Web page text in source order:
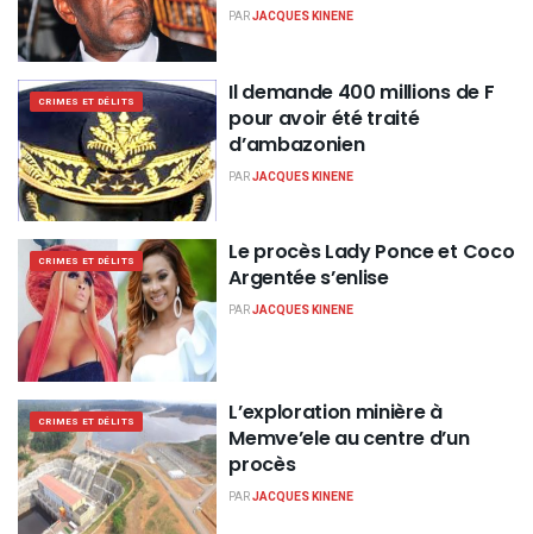
PARJACQUES KINENE
CRIMES ET DÉLITS
Il demande 400 millions de F
pour avoir été traité
d’ambazonien
PARJACQUES KINENE
CRIMES ET DÉLITS
Le procès Lady Ponce et Coco
Argentée s’enlise
PARJACQUES KINENE
CRIMES ET DÉLITS
L’exploration minière à
Memve’ele au centre d’un
procès
PARJACQUES KINENE